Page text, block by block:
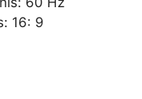
16: 9